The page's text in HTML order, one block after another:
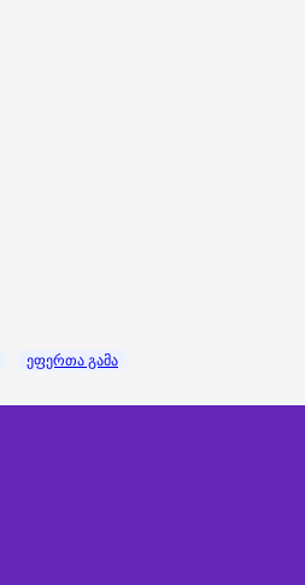
ეფერთა გამა